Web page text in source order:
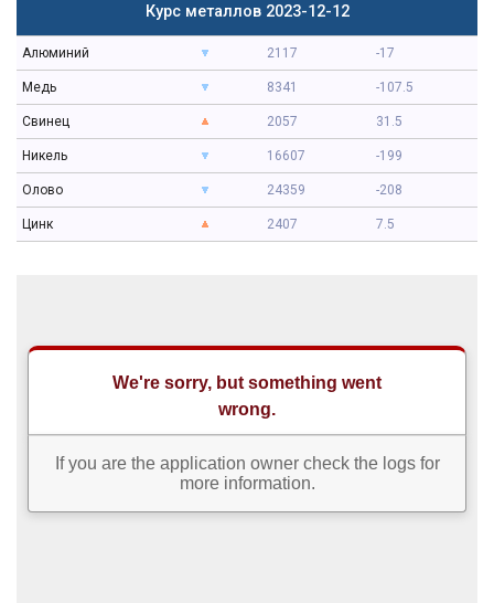
Курс металлов 2023-12-12
Алюминий 2117 -17
Медь 8341 -107.5
Свинец 2057 31.5
Никель 16607 -199
Олово 24359 -208
Цинк 2407 7.5